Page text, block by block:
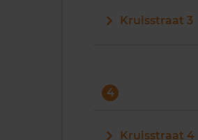
Kruisstraat 3
4
Kruisstraat 4